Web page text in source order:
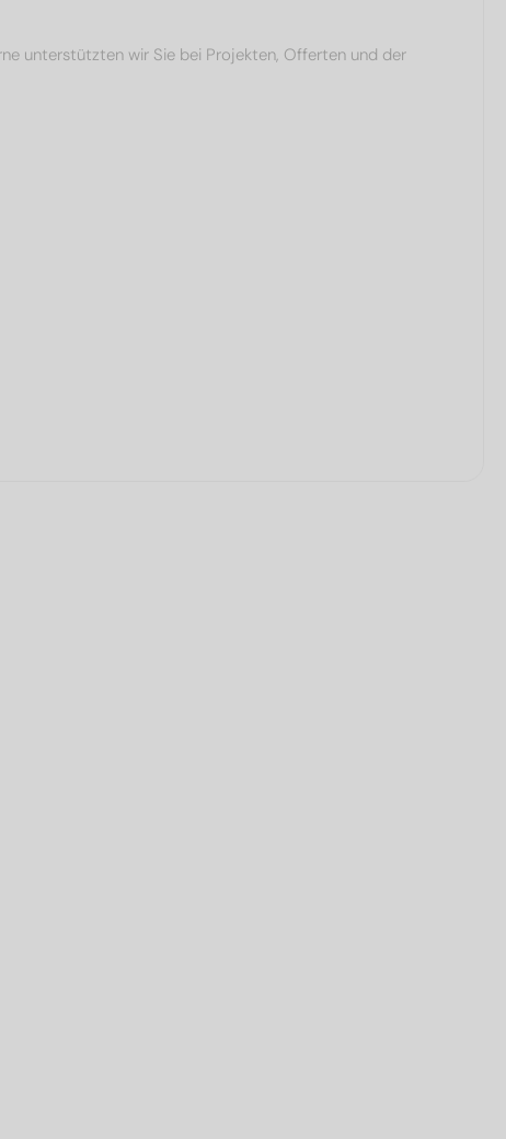
unterstützten wir Sie bei Projekten, Offerten und der